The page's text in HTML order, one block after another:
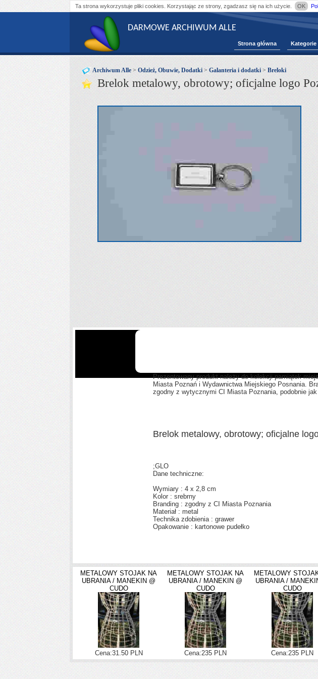
Ta strona wykorzystuje pliki cookies. Korzystając ze strony, zgadzasz się na ich użycie. OK
DARMOWE ARCHIWUM ALLE
Strona główna Kategorie
Archiwum Alle > Odzież, Obuwie, Dodatki > Galanteria i dodatki > Breloki
Brelok metalowy, obrotowy; oficjalne logo
Prezentowany produkt należy do kolekcji pamiątek
Miasta Poznań i Wydawnictwa Miejskiego Posnania.
zgodny z wytycznymi CI Miasta Poznania, podobnie
Brelok metalowy, obrotowy; oficjalne
;GLO
Dane techniczne:
Wymiary : 4 x 2,8 cm
Kolor : srebrny
Branding : zgodny z CI Miasta Poznania
Materiał : metal
Technika zdobienia : grawer
Opakowanie : kartonowe pudełko
METALOWY STOJAK NA
UBRANIA / MANEKIN @
CUDO
Cena:31.50 PLN
METALOWY STOJAK NA
UBRANIA / MANEKIN @
CUDO
Cena:235 PLN
METALOWY
UBRANIA /
CUDO
Cena:235 PLN